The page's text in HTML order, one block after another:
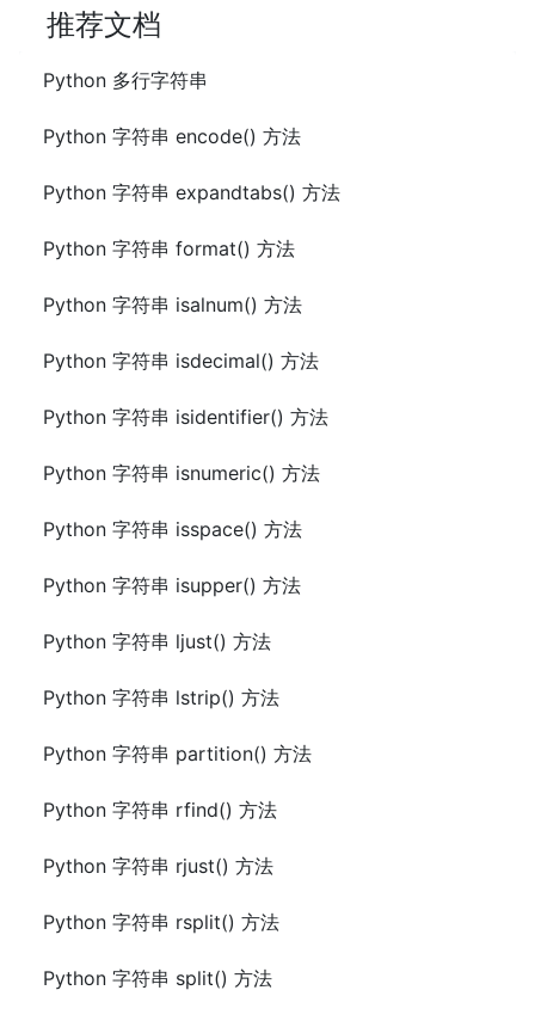
推荐文档
Python 多行字符串
Python 字符串 encode() 方法
Python 字符串 expandtabs() 方法
Python 字符串 format() 方法
Python 字符串 isalnum() 方法
Python 字符串 isdecimal() 方法
Python 字符串 isidentifier() 方法
Python 字符串 isnumeric() 方法
Python 字符串 isspace() 方法
Python 字符串 isupper() 方法
Python 字符串 ljust() 方法
Python 字符串 lstrip() 方法
Python 字符串 partition() 方法
Python 字符串 rfind() 方法
Python 字符串 rjust() 方法
Python 字符串 rsplit() 方法
Python 字符串 split() 方法